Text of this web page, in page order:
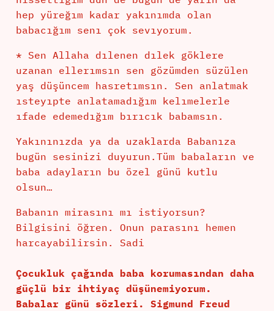
hep yüreğım kadar yakınımda olan
babacığım senı çok sevıyorum.
* Sen Allaha dılenen dılek göklere
uzanan ellerımsın sen gözümden süzülen
yaş düşüncem hasretımsın. Sen anlatmak
ısteyıpte anlatamadığım kelımelerle
ıfade edemedığım bırıcık babamsın.
Yakınınızda ya da uzaklarda Babanıza
bugün sesinizi duyurun.Tüm babaların ve
baba adayların bu özel günü kutlu
olsun…
Babanın mirasını mı istiyorsun?
Bilgisini öğren. Onun parasını hemen
harcayabilirsin. Sadi
Çocukluk çağında baba korumasından daha
güçlü bir ihtiyaç düşünemiyorum.
Babalar günü sözleri. Sigmund Freud